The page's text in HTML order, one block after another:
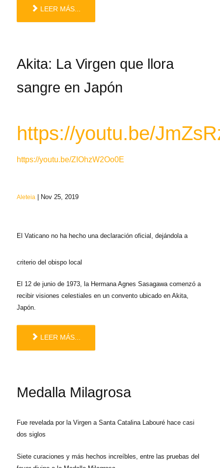
LEER MÁS...
Akita: La Virgen que llora
sangre en Japón
https://youtu.be/
‪https://youtu.be/ZIOhzW2Oo0E‬
Aleteia | Nov 25, 2019
El Vaticano no ha hecho una declaración oficial, dejándola a
criterio del obispo local
El 12 de junio de 1973, la Hermana Agnes Sasagawa comenzó a
recibir visiones celestiales en un convento ubicado en Akita,
Japón.
LEER MÁS...
Medalla Milagrosa
Fue revelada por la Virgen a Santa Catalina Labouré hace casi
dos siglos
Siete curaciones y más hechos increíbles, entre las pruebas del